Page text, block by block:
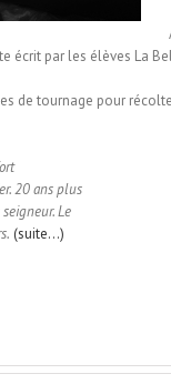
écrit par les élèves La
de tournage pour
20 ans plus
Le
(suite…)